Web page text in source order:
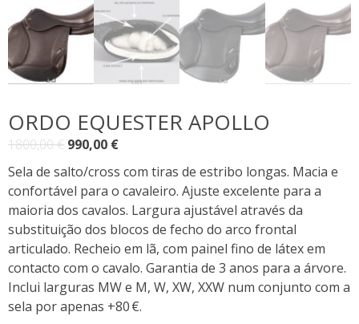
ORDO EQUESTER APOLLO
1800,00€ O
preço
original
era:
1800,00 €.
990,00 €O
atual
é:
990,00 €.
Sela de salto/cross com tiras de estribo longas. Macia e
confortável para o cavaleiro. Ajuste excelente para a
maioria dos cavalos. Largura ajustável através da
substituição dos blocos de fecho do arco frontal
articulado. Recheio em lã, com painel fino de látex em
contacto com o cavalo. Garantia de 3 anos para a árvore.
Inclui larguras MW e M, W, XW, XXW num conjunto com a
sela por apenas +80 €.